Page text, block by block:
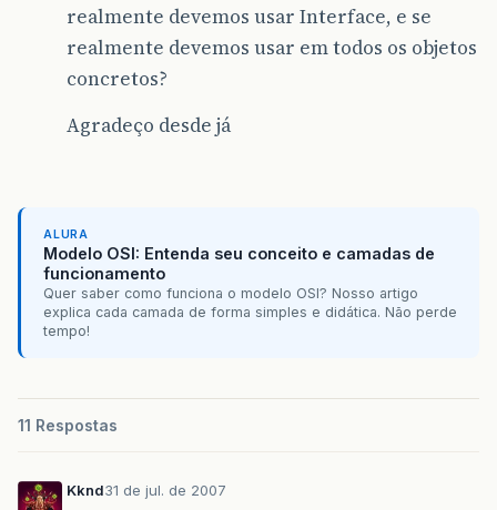
realmente devemos usar Interface, e se
realmente devemos usar em todos os objetos
concretos?
Agradeço desde já
ALURA
Modelo OSI: Entenda seu conceito e camadas de
funcionamento
Quer saber como funciona o modelo OSI? Nosso artigo
explica cada camada de forma simples e didática. Não perde
tempo!
11 Respostas
Kknd31 de jul. de 2007